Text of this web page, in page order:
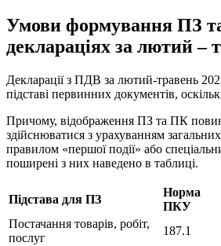
Умови формування ПЗ
деклараціях за лютий –
Декларації з ПДВ за лютий-травень
підставі первинних документів,
Причому, відображення ПЗ та ПК
здійснюватися з урахуванням
правилом «першої події» або
поширені з них наведено в таблиці.
Підстава для ПЗ
Норма
ПКУ
Постачання товарів, робіт,
послуг
187.1